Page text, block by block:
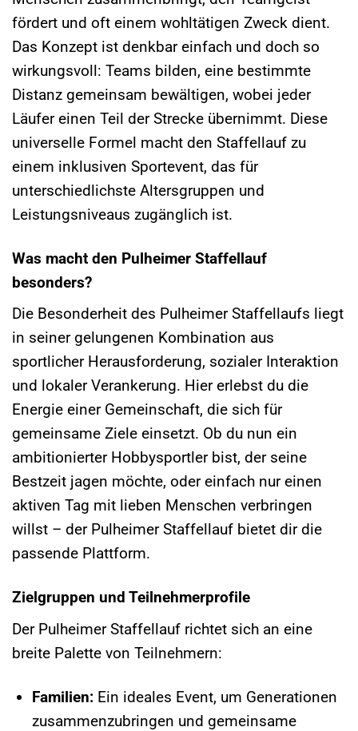
fördert und oft einem wohltätigen Zweck dient.
Das Konzept ist denkbar einfach und doch so
wirkungsvoll: Teams bilden, eine bestimmte
Distanz gemeinsam bewältigen, wobei jeder
Läufer einen Teil der Strecke übernimmt. Diese
universelle Formel macht den Staffellauf zu
einem inklusiven Sportevent, das für
unterschiedlichste Altersgruppen und
Leistungsniveaus zugänglich ist.
Was macht den Pulheimer Staffellauf
besonders?
Die Besonderheit des Pulheimer Staffellaufs liegt
in seiner gelungenen Kombination aus
sportlicher Herausforderung, sozialer Interaktion
und lokaler Verankerung. Hier erlebst du die
Energie einer Gemeinschaft, die sich für
gemeinsame Ziele einsetzt. Ob du nun ein
ambitionierter Hobbysportler bist, der seine
Bestzeit jagen möchte, oder einfach nur einen
aktiven Tag mit lieben Menschen verbringen
willst – der Pulheimer Staffellauf bietet dir die
passende Plattform.
Zielgruppen und Teilnehmerprofile
Der Pulheimer Staffellauf richtet sich an eine
breite Palette von Teilnehmern:
Familien:Ein ideales Event, um Generationen
zusammenzubringen und gemeinsame